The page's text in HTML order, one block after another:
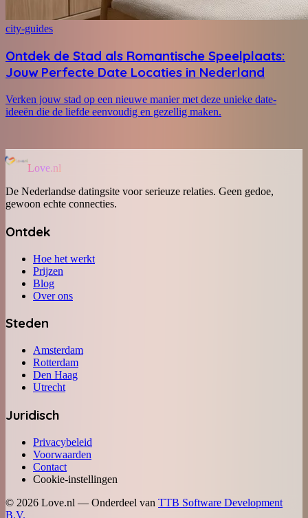
city-guides
Ontdek de Stad als Romantische Speelplaats:
Jouw Perfecte Date Locaties in Nederland
Verken jouw stad op een nieuwe manier met deze unieke date-
ideeën die de liefde eenvoudig en gezellig maken.
Love.nl
De Nederlandse datingsite voor serieuze relaties. Geen gedoe,
gewoon echte connecties.
Ontdek
Hoe het werkt
Prijzen
Blog
Over ons
Steden
Amsterdam
Rotterdam
Den Haag
Utrecht
Juridisch
Privacybeleid
Voorwaarden
Contact
Cookie-instellingen
© 2026 Love.nl — Onderdeel van TTB Software Development
B.V.